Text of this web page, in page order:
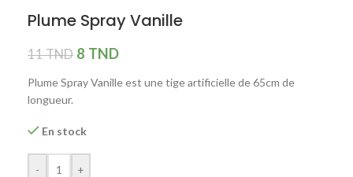
Plume Spray Vanille
11TND 8 TND
Plume Spray Vanille est une tige artificielle de 65cm de
longueur.
En stock
- +